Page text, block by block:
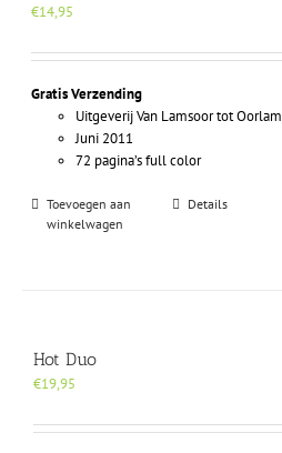
€14,95
Gratis Verzending
Uitgeverij Van Lamsoor tot Oorlam
Juni 2011
72 pagina’s full color
Toevoegen aan
winkelwagen
Details
Hot Duo
€19,95